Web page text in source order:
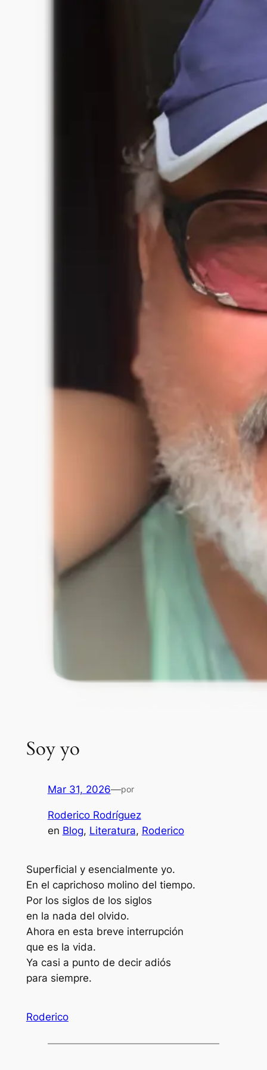
Soy yo
Mar 31, 2026—por
Roderico Rodríguez
en Blog, Literatura, Roderico
Superficial y esencialmente yo.
En el caprichoso molino del tiempo.
Por los siglos de los siglos
en la nada del olvido.
Ahora en esta breve interrupción
que es la vida.
Ya casi a punto de decir adiós
para siempre.
Roderico